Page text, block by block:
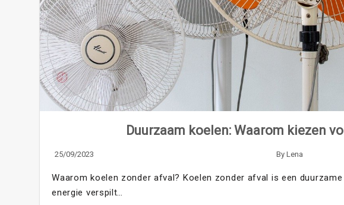
Duurzaam koelen: Waarom kiezen
25/09/2023 By Lena
Waarom koelen zonder afval? Koelen zonder afval is een
energie verspilt…